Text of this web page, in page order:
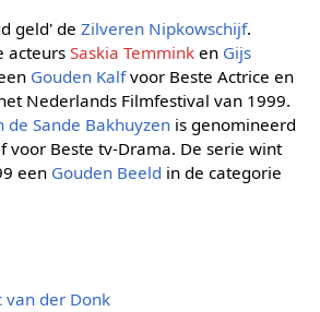
geld' de Zilveren Nipkowschijf.
acteursSaskia Temminken Gijs
Gouden Kalfvoor Beste Actrice en
Nederlands Filmfestival van 1999.
de Sande Bakhuyzenis genomineerd
voor Beste tv-Drama. De serie wint
een Gouden Beeld in de categorie
van der Donk